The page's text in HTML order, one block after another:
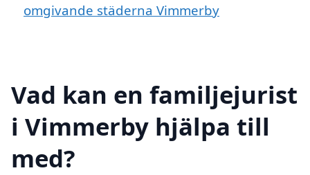
omgivande städerna Vimmerby
Vad kan en familjejurist
i Vimmerby hjälpa till
med?